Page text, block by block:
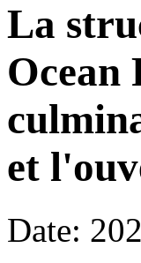
La
Ocean
et
Date: